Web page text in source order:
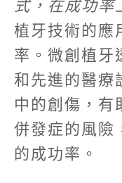
式，在成功率
植牙技術的應
率。微創植牙
和先進的醫療
中的創傷，有
併發症的風險
的成功率。